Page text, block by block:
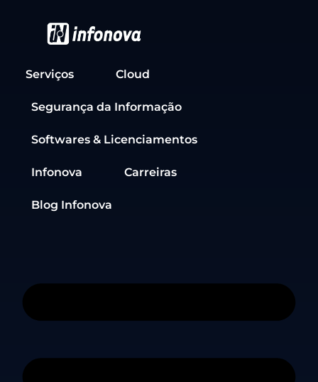
Serviços Cloud
Segurança da Informação
Softwares & Licenciamentos
Infonova Carreiras
Blog Infonova